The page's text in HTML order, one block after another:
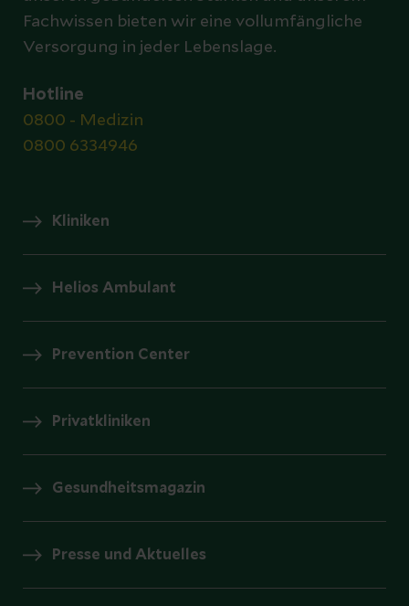
Fachwissen bieten wir eine vollumfängliche
Versorgung in jeder Lebenslage.
Hotline
0800 - Medizin
0800 6334946
Kliniken
Helios Ambulant
Prevention Center
Privatkliniken
Gesundheitsmagazin
Presse und Aktuelles